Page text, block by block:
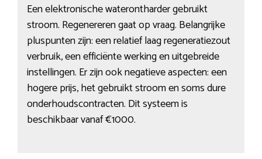
Een elektronische waterontharder gebruikt
stroom. Regenereren gaat op vraag. Belangrijke
pluspunten zijn: een relatief laag regeneratiezout
verbruik, een efficiënte werking en uitgebreide
instellingen. Er zijn ook negatieve aspecten: een
hogere prijs, het gebruikt stroom en soms dure
onderhoudscontracten. Dit systeem is
beschikbaar vanaf €1000.